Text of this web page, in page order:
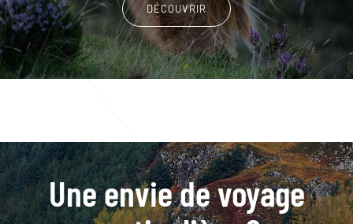
DÉCOUVRIR
Une envie de voyage